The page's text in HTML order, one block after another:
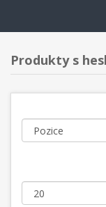
Produkty s